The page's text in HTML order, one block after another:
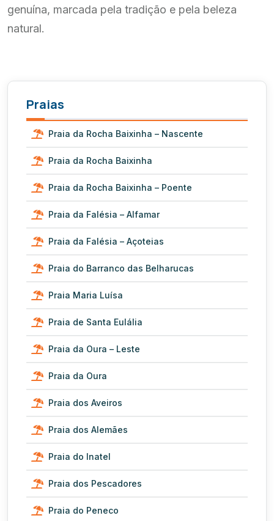
genuína, marcada pela tradição e pela beleza
natural.
Praias
Praia da Rocha Baixinha – Nascente
Praia da Rocha Baixinha
Praia da Rocha Baixinha – Poente
Praia da Falésia – Alfamar
Praia da Falésia – Açoteias
Praia do Barranco das Belharucas
Praia Maria Luísa
Praia de Santa Eulália
Praia da Oura – Leste
Praia da Oura
Praia dos Aveiros
Praia dos Alemães
Praia do Inatel
Praia dos Pescadores
Praia do Peneco